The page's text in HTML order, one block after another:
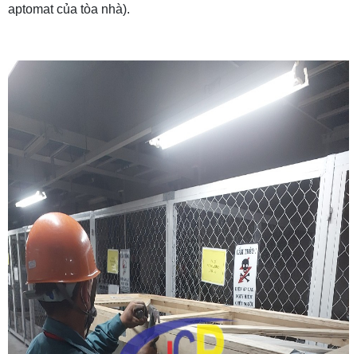
aptomat của tòa nhà).